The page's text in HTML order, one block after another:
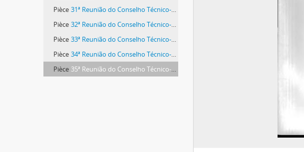
Pièce 31ª Reunião do Conselho Técnico-Administrativo
Pièce 32ª Reunião do Conselho Técnico-Administrativo
Pièce 33ª Reunião do Conselho Técnico-Administrativo
Pièce 34ª Reunião do Conselho Técnico-Administrativo
Pièce 35ª Reunião do Conselho Técnico-Administrativo